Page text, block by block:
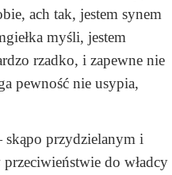
ach tak, jestem synem
myśli, jestem
rzadko, i zapewne nie
pewność nie usypia,
skąpo przydzielanym i
do władcy